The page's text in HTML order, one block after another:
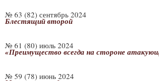
Блестящий второй
№ 63 (82) сентябрь 2024
«Преимущество всегда на стороне
№ 61 (80) июль 2024
№ 59 (78) июнь 2024